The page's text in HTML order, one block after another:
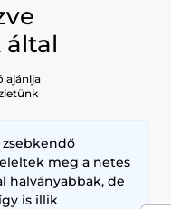
által
ajánlja
meg a netes
halványabbak, de
is illik